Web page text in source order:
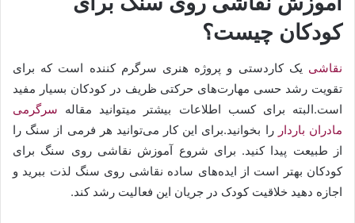
کودکان چیست؟
نقاشی یک کاردستی و پروژه هنری سرگرم کننده است که برای
تقویت رشد حسی مهارت‌های حرکتی ظریف در کودکان بسیار مفید
است.البته برای کسب اطلاعات بیشتر میتوانید مقاله سرگرمی
مادران باردار را بخوانید.برای این کار می‌توانید هر فرمی از سنگ را
از طبیعت پیدا کنید. برای شروع آموزش نقاشی روی سنگ برای
کودکان بهتر است از ایده‌های ساده نقاشی روی سنگ لذت ببرید و
اجازه دهید خلاقیت کودک در جریان این فعالیت رشد کند.